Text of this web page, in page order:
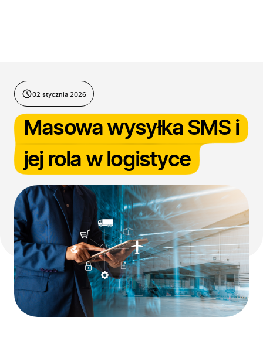
02 stycznia 2026
Masowa wysyłka SMS i
jej rola w logistyce